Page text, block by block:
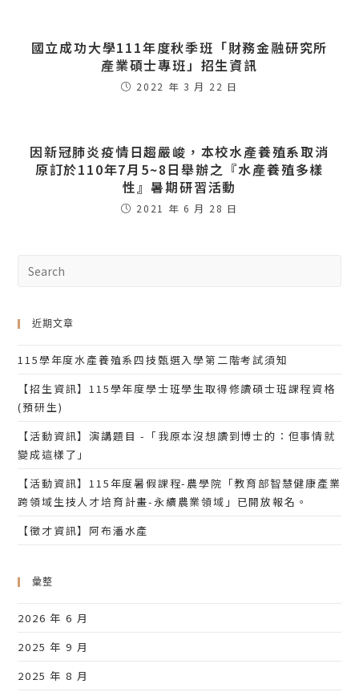
國立成功大學111年度秋季班「財務金融研究所
產業碩士專班」招生資訊
2022 年 3 月 22 日
因新冠肺炎疫情日趨嚴峻，本校水產養殖系取消
原訂於110年7月5~8日舉辦之『水產養殖多樣
性』暑期研習活動
2021 年 6 月 28 日
近期文章
115學年度水產養殖系四技甄選入學第二階考試須知
【招生資訊】115學年度學士班學生取得修讀碩士班課程資格
(預研生)
【活動資訊】演講題目 -「我原本沒想讀到博士的：但事情就
變成這樣了」
【活動資訊】115年度暑假課程-農學院「教育部智慧健康產業
跨領域生技人才培育計畫-永續農業領域」已開放報名。
【徵才資訊】阿布潘水產
彙整
2026 年 6 月
2025 年 9 月
2025 年 8 月